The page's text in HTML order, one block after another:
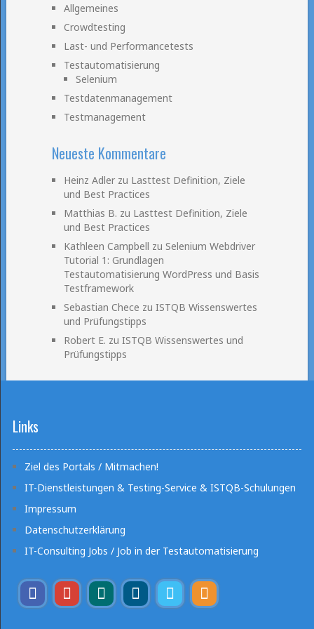
Allgemeines
Crowdtesting
Last- und Performancetests
Testautomatisierung
Selenium
Testdatenmanagement
Testmanagement
Neueste Kommentare
Heinz Adlerzu Lasttest Definition, Ziele
und Best Practices
Matthias B. zu Lasttest Definition, Ziele
und Best Practices
Kathleen Campbell zu Selenium Webdriver
Tutorial 1: Grundlagen
Testautomatisierung WordPress und Basis
Testframework
Sebastian Chece zu ISTQB Wissenswertes
und Prüfungstipps
Robert E. zu ISTQB Wissenswertes und
Prüfungstipps
Links
Ziel des Portals / Mitmachen!
IT-Dienstleistungen & Testing-Service & ISTQB-Schulungen
Impressum
Datenschutzerklärung
IT-Consulting Jobs / Job in der Testautomatisierung